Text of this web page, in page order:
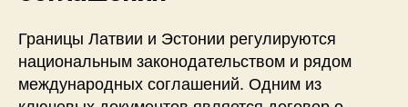
Границы Латвии и Эстонии регулируются
национальным законодательством и рядом
международных соглашений. Одним из